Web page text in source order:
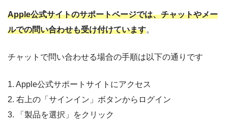
Apple公式サイトのサポートページでは、チャットやメー
ルでの問い合わせも受け付けています。
チャットで問い合わせる場合の手順は以下の通りです
1. Apple公式サポートサイトにアクセス
2. 右上の「サインイン」ボタンからログイン
3. 「製品を選択」をクリック